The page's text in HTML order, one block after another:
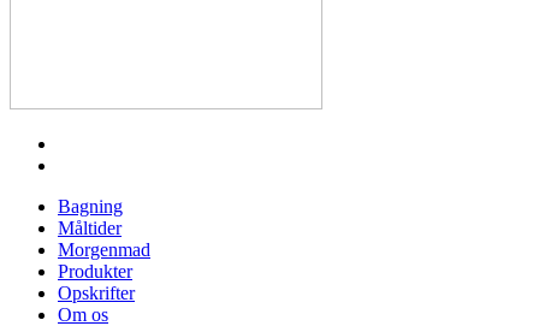
Bagning
Måltider
Morgenmad
Produkter
Opskrifter
Om os